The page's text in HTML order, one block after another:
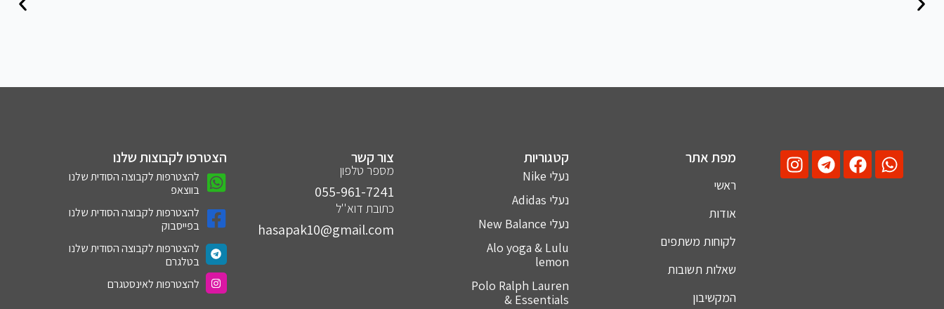
מפת אתר
ראשי
אודות
לקוחות משתפים
שאלות תשובות
המקשיבון
קטגוריות
נעלי Nike
נעלי Adidas
נעלי New Balance
Alo yoga & Lulu
lemon
Polo Ralph Lauren
& Essentials
צור קשר
מספר טלפון
055-961-7241⁩
כתובת דוא''ל
hasapak10@gmail.com
הצטרפו לקבוצות שלנו
להצטרפות לקבוצה הסודית שלנו
בווצאפ
להצטרפות לקבוצה הסודית שלנו
בפייסבוק
להצטרפות לקבוצה הסודית שלנו
בטלגרם
להצטרפות לאינסטגרם